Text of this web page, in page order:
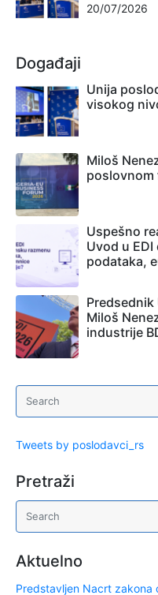
20/07/2026
Događaji
Unija
visokog
Miloš
poslovnom
Uspešno
Uvod u
podataka,
Miloš
industrije
Tweets by poslodavci_rs
Pretraži
Aktuelno
Predstavljen Nacrt zakona